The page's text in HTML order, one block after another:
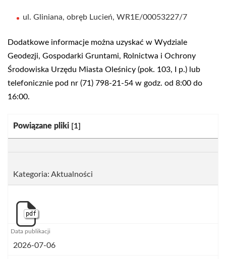
ul. Gliniana, obręb Lucień, WR1E/00053227/7
Dodatkowe informacje można uzyskać w Wydziale
Geodezji, Gospodarki Gruntami, Rolnictwa i Ochrony
Środowiska Urzędu Miasta Oleśnicy (pok. 103, I p.) lub
telefonicznie pod nr (71) 798-21-54 w godz. od 8:00 do
16:00.
Kategoria:
Powiązane pliki [1]
Kategoria: Aktualności
pdf
2026-07-06